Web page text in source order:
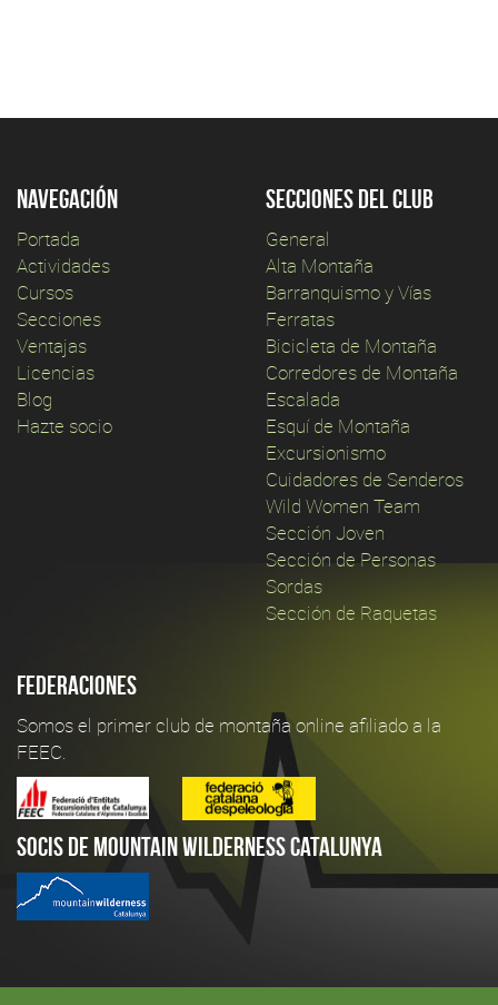
Navegación
Portada
Actividades
Cursos
Secciones
Ventajas
Licencias
Blog
Hazte socio
Secciones del club
General
Alta Montaña
Barranquismo y Vías
Ferratas
Bicicleta de Montaña
Corredores de Montaña
Escalada
Esquí de Montaña
Excursionismo
Cuidadores de Senderos
Wild Women Team
Sección Joven
Sección de Personas
Sordas
Sección de Raquetas
Federaciones
Somos el primer club de montaña online afiliado a la
FEEC.
Socis de Mountain Wilderness Catalunya